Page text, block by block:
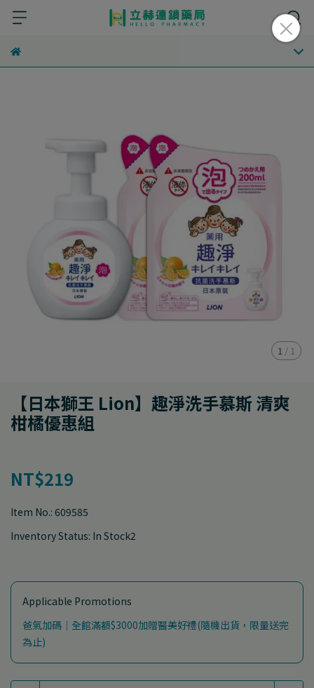
1 / 1
【日本獅王 Lion】趣淨洗手慕斯 清爽
柑橘優惠組
NT$219
Item No.: 609585
Inventory Status: In Stock2
Applicable Promotions
爸氣加碼｜全館滿額$3000加贈醫美好禮(隨機出貨，限量送完
為止)